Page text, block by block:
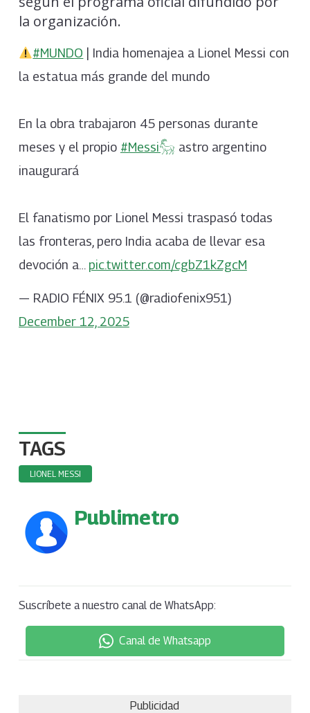
la organización.
#MUNDO | India homenajea a Lionel Messi con
la estatua más grande del mundo
En la obra trabajaron 45 personas durante
meses y el propio #Messi𓃵astro argentino
inaugurará
El fanatismo por Lionel Messi traspasó todas
las fronteras, pero India acaba de llevar esa
devoción a… pic.twitter.com/cgbZ1kZgcM
— RADIO FÉNIX 95.1 (@radiofenix951)
December 12, 2025
TAGS
LIONEL MESSI
Publimetro
Suscríbete a nuestro canal de WhatsApp:
Canal de Whatsapp
Publicidad